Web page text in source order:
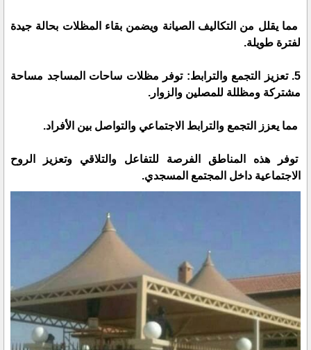
مما يقلل من التكاليف الصيانة ويضمن بقاء المظلات بحالة جيدة
لفترة طويلة.
5. تعزيز التجمع والترابط: توفر مظلات ساحات المساجد مساحة
مشتركة ومظللة للمصلين والزوار.
مما يعزز التجمع والترابط الاجتماعي والتواصل بين الأفراد.
توفر هذه المناطق الفرصة للتفاعل والتلاقي وتعزيز الروح
الاجتماعية داخل المجتمع المسجدي.